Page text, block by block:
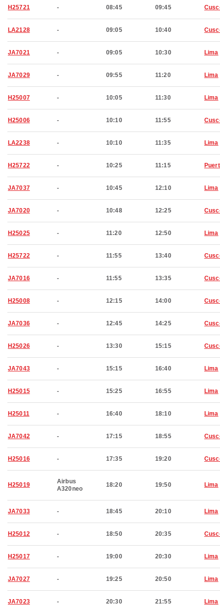
H25721 - 08:45 09:45
LA2128 - 09:05 10:40
JA7021 - 09:05 10:30 Lima
JA7029 - 09:55 11:20 Lima
H25007 - 10:05 11:30 Lima
H25006 - 10:10 11:55
LA2238 - 10:10 11:35 Lima
H25722 - 10:25 11:15
JA7037 - 10:45 12:10 Lima
JA7020 - 10:48 12:25
H25025 - 11:20 12:50 Lima
H25722 - 11:55 13:40
JA7016 - 11:55 13:35
H25008 - 12:15 14:00
JA7036 - 12:45 14:25
H25026 - 13:30 15:15
JA7043 - 15:15 16:40 Lima
H25015 - 15:25 16:55 Lima
H25011 - 16:40 18:10 Lima
JA7042 - 17:15 18:55
H25016 - 17:35 19:20
H25019
Airbus
A320neo
18:20 19:50 Lima
JA7033 - 18:45 20:10 Lima
H25012 - 18:50 20:35
H25017 - 19:00 20:30 Lima
JA7027 - 19:25 20:50 Lima
JA7023 - 20:30 21:55 Lima